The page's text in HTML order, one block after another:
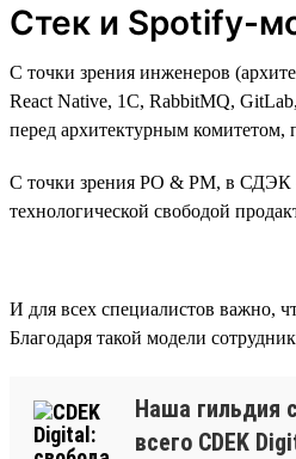
Стек и Spotify-
С точки зрения инженеров
React Native, 1C, RabbitMQ,
перед архитектурным
С точки зрения PO & PM, в СДЭК
технологической свободой
И для всех специалистов важно,
Благодаря такой модели
Наша гильдия
всего CDEK